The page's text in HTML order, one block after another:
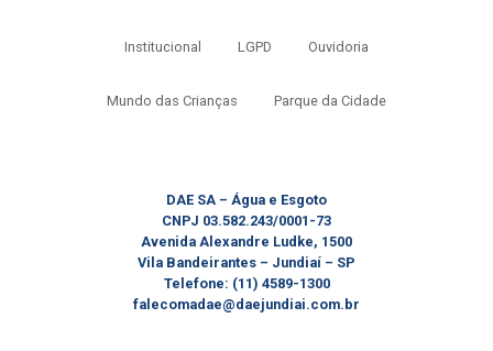
Institucional LGPD Ouvidoria
Mundo das Crianças Parque da Cidade
DAE SA – Água e Esgoto
CNPJ 03.582.243/0001-73
Avenida Alexandre Ludke, 1500
Vila Bandeirantes – Jundiaí – SP
Telefone: (11) 4589-1300
falecomadae@daejundiai.com.br